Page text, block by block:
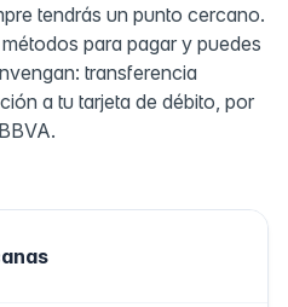
tendrás un punto cercano.
para pagar y puedes
transferencia
a tu tarjeta de débito, por